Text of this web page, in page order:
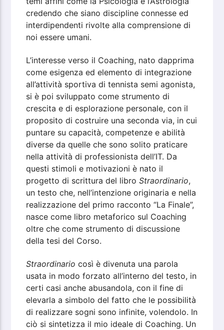
credendo che siano discipline connesse ed
interdipendenti rivolte alla comprensione di
noi essere umani.
L’interesse verso il Coaching, nato dapprima
come esigenza ed elemento di integrazione
all’attività sportiva di tennista semi agonista,
si è poi sviluppato come strumento di
crescita e di esplorazione personale, con il
proposito di costruire una seconda via, in cui
puntare su capacità, competenze e abilità
diverse da quelle che sono solito praticare
nella attività di professionista dell’IT. Da
questi stimoli e motivazioni è nato il
progetto di scrittura del libroStraordinario,
un testo che, nell’intenzione originaria e nella
realizzazione del primo racconto “La Finale”,
nasce come libro metaforico sul Coaching
oltre che come strumento di discussione
della tesi del Corso.
Straordinario così è divenuta una parola
usata in modo forzato all’interno del testo, in
certi casi anche abusandola, con il fine di
elevarla a simbolo del fatto che le possibilità
di realizzare sogni sono infinite, volendolo. In
ciò si sintetizza il mio ideale di Coaching. Un